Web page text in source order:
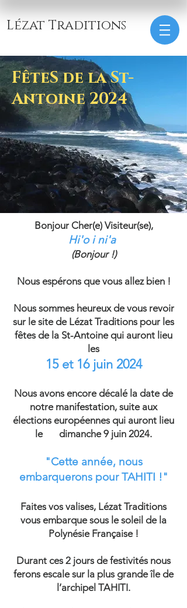
Lézat Traditions
FêteS de la St-
Antoine 2024
Bonjour Cher(e) Visiteur(se),
Hi'o i ni'a
(Bonjour !)
Nous espérons que vous allez bien !
Nous sommes heureux de vous revoir
sur le site de Lézat Traditions pour les
fêtes de la St-Antoine qui auront lieu
les
15 et 16 juin 2024
Nous avons encore décalé la date de
notre manifestation, suite aux
élections européennes qui auront lieu
le dimanche 9 juin 2024.
"Cette année, nous
embarquerons pour TAHITI !"
Faites vos valises, Lézat Traditions
vous embarque sous le soleil de la
Polynésie Française !
Durant ces 2 jours de festivités nous
ferons escale sur la plus grande île de
l’archipel TAHITI.